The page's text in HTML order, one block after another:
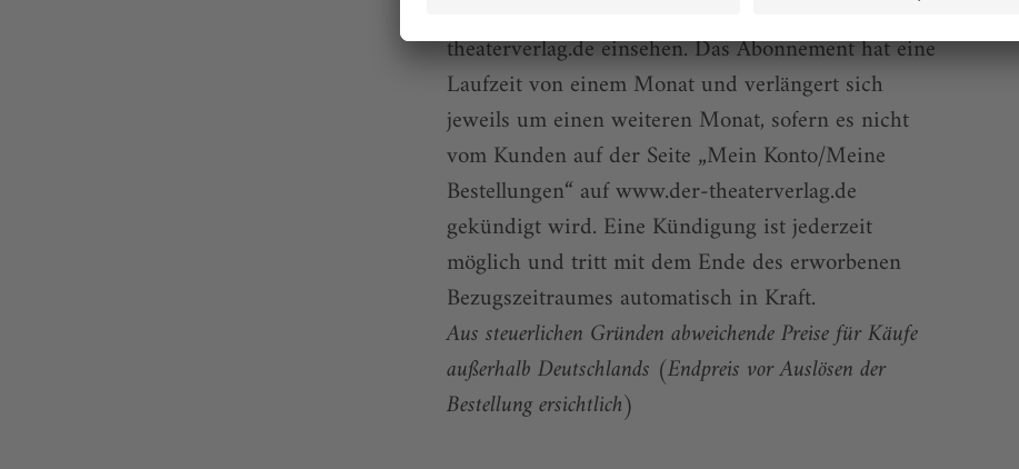
theaterverlag.de einsehen. Das Abonnement hat eine
Laufzeit von einem Monat und verlängert sich
jeweils um einen weiteren Monat, sofern es nicht
vom Kunden auf der Seite „Mein Konto/Meine
Bestellungen“ auf www.der-theaterverlag.de
gekündigt wird. Eine Kündigung ist jederzeit
möglich und tritt mit dem Ende des erworbenen
Bezugszeitraumes automatisch in Kraft.
Aus steuerlichen Gründen abweichende Preise für Käufe
außerhalb Deutschlands (Endpreis vor Auslösen der
Bestellung ersichtlich)